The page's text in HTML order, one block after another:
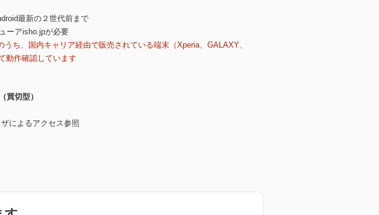
最新の２世代前まで
ーアisho.jpが必要
ち、国内キャリア経由で販売されている端末（Xperia、GALAXY、
動作確認しています
買切型）
によるアクセス参照